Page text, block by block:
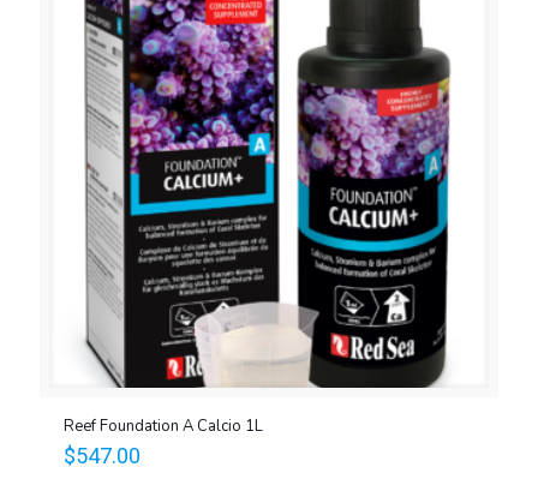
Reef Foundation A Calcio 1L
$547.00